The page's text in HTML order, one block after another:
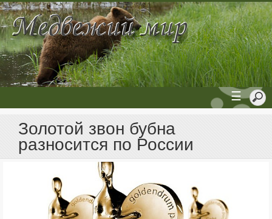
☰
Золотой звон бубна
разносится по России